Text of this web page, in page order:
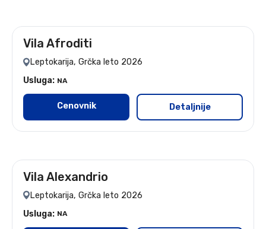
Vila Afroditi
Leptokarija, Grčka leto 2026
Usluga: NA
Cenovnik Detaljnije
Vila Alexandrio
Leptokarija, Grčka leto 2026
Usluga: NA